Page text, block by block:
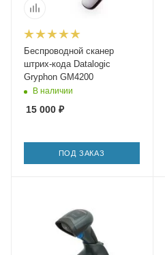
Беспроводной сканер
штрих-кода Datalogic
Gryphon GM4200
В наличии
15 000 ₽
ПОД ЗАКАЗ